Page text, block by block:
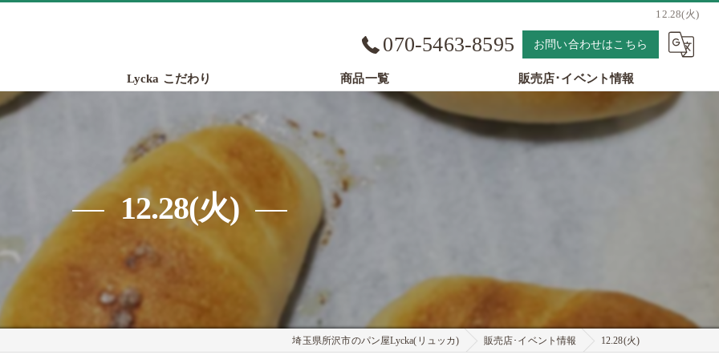
12.28(火)
070-5463-8595 お問い合わせはこちら
Lycka こだわり 商品一覧 販売店･イベント情報
12.28(火)
埼玉県所沢市のパン屋Lycka(リュッカ) 販売店･イベント情報 12.28(火)